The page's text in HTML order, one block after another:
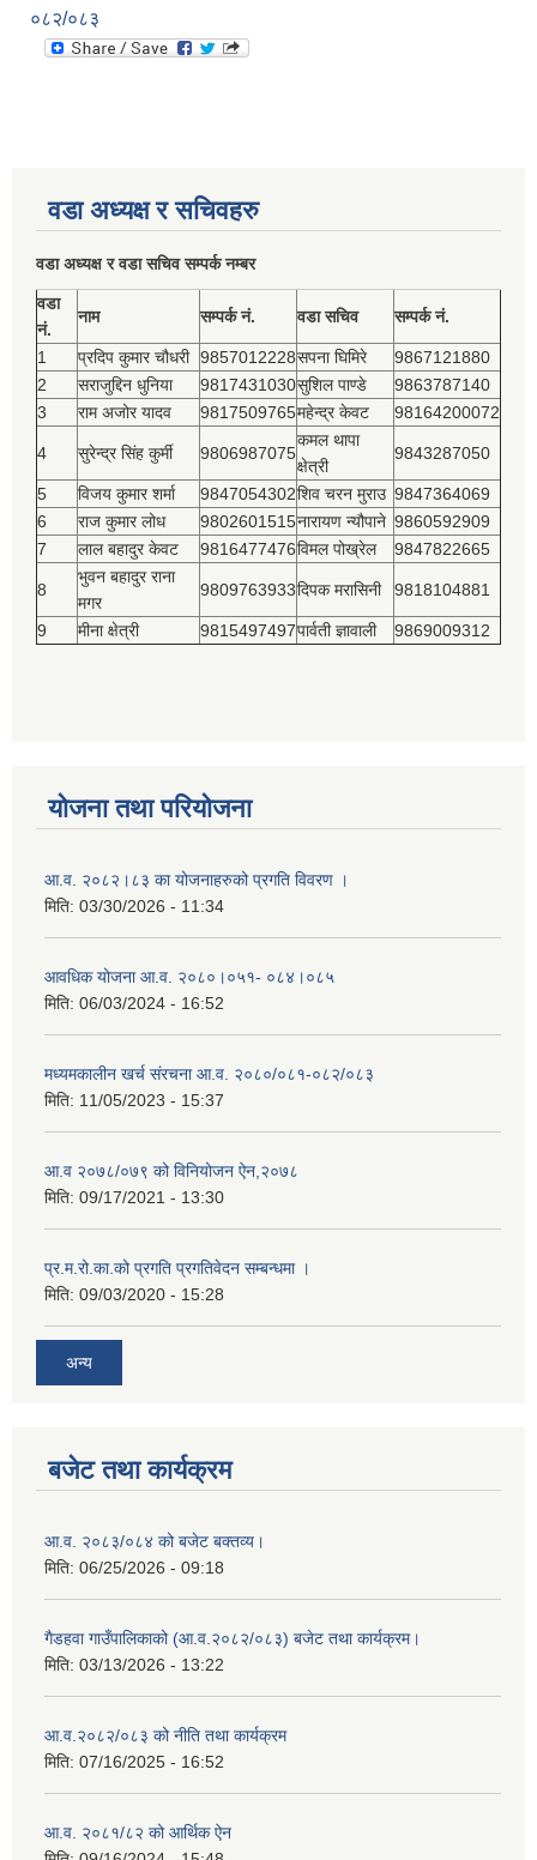
०८२/०८३
वडा अध्यक्ष र सचिवहरु
वडा अध्यक्ष र वडा सचिव सम्पर्क नम्बर
वडा
नं.
नाम सम्पर्क नं. वडा सचिव सम्पर्क नं.
1 प्रदिप कुमार चौधरी 9857012228सपना घिमिरे
9867121880
2
सराजुद्दिन धुनिया 9817431030सुशिल पाण्डे
9863787140
3
राम अजोर यादव 9817509765महेन्द्र केवट 98164200072
4 सुरेन्द्र सिंह कुर्मी 9806987075
कमल थापा
क्षेत्री
9843287050
5 विजय कुमार शर्मा 9847054302शिव चरन मुराउ 9847364069
6
राज कुमार लोध 9802601515नारायण न्यौपाने 9860592909
7
लाल बहादुर केवट 9816477476विमल पोख्रेल 9847822665
8
भुवन बहादुर राना
मगर
9809763933दिपक मरासिनी 9818104881
9 मीना क्षेत्री 9815497497पार्वती ज्ञावाली 9869009312
योजना तथा परियोजना
आ.व. २०८२।८३ का योजनाहरुको प्रगति विवरण ।
मिति: 03/30/2026 - 11:34
आवधिक योजना आ.व. २०८०।०५१- ०८४।०८५
मिति: 06/03/2024 - 16:52
मध्यमकालीन खर्च संरचना आ.व. २०८०/०८१-०८२/०८३
मिति: 11/05/2023 - 15:37
आ.व २०७८/०७९ को विनियोजन ऐन,२०७८
मिति: 09/17/2021 - 13:30
प्र.म.रो.का.को प्रगति प्रगतिवेदन सम्बन्धमा ।
मिति: 09/03/2020 - 15:28
अन्य
बजेट तथा कार्यक्रम
आ.व. २०८३/०८४ को बजेट बक्तव्य।
मिति: 06/25/2026 - 09:18
गैडहवा गाउँपालिकाको (आ.व.२०८२/०८३) बजेट तथा कार्यक्रम।
मिति: 03/13/2026 - 13:22
आ.व.२०८२/०८३ को नीति तथा कार्यक्रम
मिति: 07/16/2025 - 16:52
आ.व. २०८१/८२ को आर्थिक ऐन